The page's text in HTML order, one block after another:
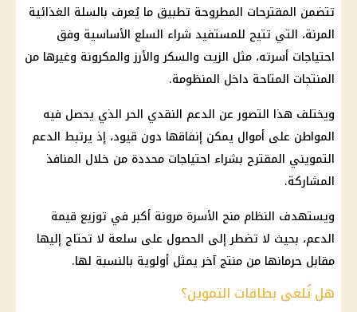
تتضمن المقترحات المطروحة تطبيق ما يُعرف بالسلة الغذائية
المرنة، التي تتيح للمستفيد شراء السلع الأساسية وفق
احتياجات أسرته، مثل الزيت والسكر والأرز والمكرونة وغيرها من
المنتجات المتاحة داخل المنظومة.
ويختلف هذا التصور عن الدعم النقدي الحر الذي يحصل فيه
المواطن على أموال يمكن إنفاقها دون قيود، إذ يرتبط الدعم
التمويني المقترح بشراء احتياجات محددة من خلال المنافذ
المشاركة.
ويستهدف النظام منح الأسرة مرونة أكبر في توزيع قيمة
الدعم، بحيث لا تضطر إلى الحصول على سلعة لا تحتاج إليها
مقابل حرمانها من منتج آخر يمثل أولوية بالنسبة لها.
هل تُلغى بطاقات التموين؟